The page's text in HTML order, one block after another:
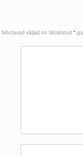
Nõutavad väljad on tähistatud *-ga